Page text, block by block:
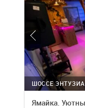
ШОССЕ
Ямайка.